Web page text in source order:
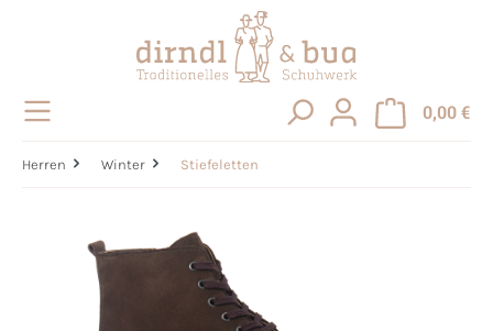
0,00 €
Herren Winter Stiefeletten